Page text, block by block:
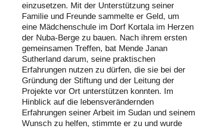
einzusetzen. Mit der Unterstützung seiner
Familie und Freunde sammelte er Geld, um
eine Mädchenschule im Dorf Kortala im Herzen
der Nuba-Berge zu bauen. Nach ihrem ersten
gemeinsamen Treffen, bat Mende Janan
Sutherland darum, seine praktischen
Erfahrungen nutzen zu dürfen, die sie bei der
Gründung der Stiftung und der Leitung der
Projekte vor Ort unterstützen konnten. Im
Hinblick auf die lebensverändernden
Erfahrungen seiner Arbeit im Sudan und seinem
Wunsch zu helfen, stimmte er zu und wurde